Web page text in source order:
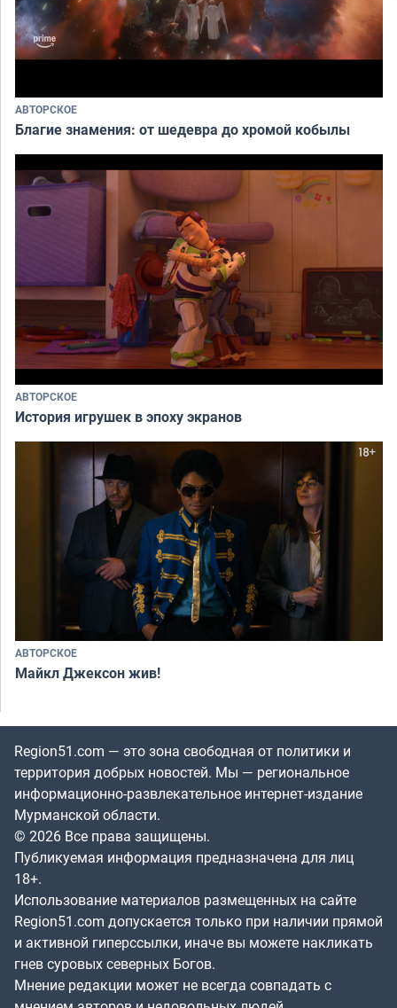
АВТОРСКОЕ
Благие знамения: от шедевра до хромой кобылы
АВТОРСКОЕ
История игрушек в эпоху экранов
АВТОРСКОЕ
Майкл Джексон жив!
Region51.com — это зона свободная от политики и
территория добрых новостей. Мы — региональное
информационно-развлекательное интернет-издание
Мурманской области.
© 2026 Все права защищены.
Публикуемая информация предназначена для лиц
18+.
Использование материалов размещенных на сайте
Region51.com допускается только при наличии прямой
и активной гиперссылки, иначе вы можете накликать
гнев суровых северных Богов.
Мнение редакции может не всегда совпадать с